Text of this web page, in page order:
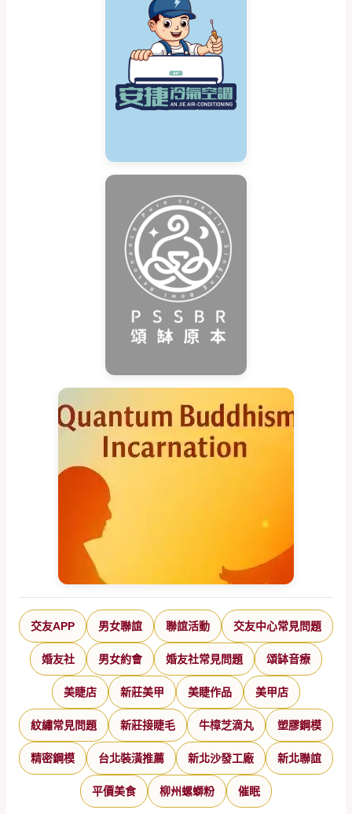
交友APP 男女聯誼 聯誼活動 交友中心常見問題
婚友社 男女約會 婚友社常見問題 頌缽音療
美睫店 新莊美甲 美睫作品 美甲店
紋繡常見問題 新莊接睫毛 牛樟芝滴丸 塑膠鋼模
精密鋼模 台北裝潢推薦 新北沙發工廠 新北聯誼
平價美食 柳州螺螄粉 催眠